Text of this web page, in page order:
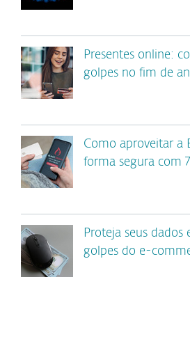
Presentes online:
golpes no fim de
Como aproveitar a
forma segura com
Proteja seus dados
golpes do e-